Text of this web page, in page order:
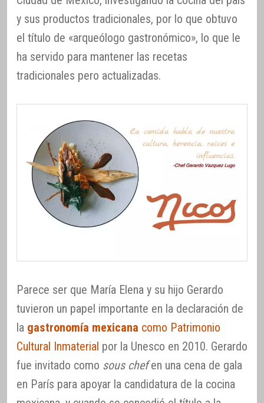
y sus productos tradicionales, por lo que obtuvo
el título de «arqueólogo gastronómico», lo que le
ha servido para mantener las recetas
tradicionales pero actualizadas.
Parece ser que María Elena y su hijo Gerardo
tuvieron un papel importante en la declaración de
la gastronomía mexicana como Patrimonio
Cultural Inmaterial por la Unesco en 2010. Gerardo
fue invitado como sous chefen una cena de gala
en París para apoyar la candidatura de la cocina